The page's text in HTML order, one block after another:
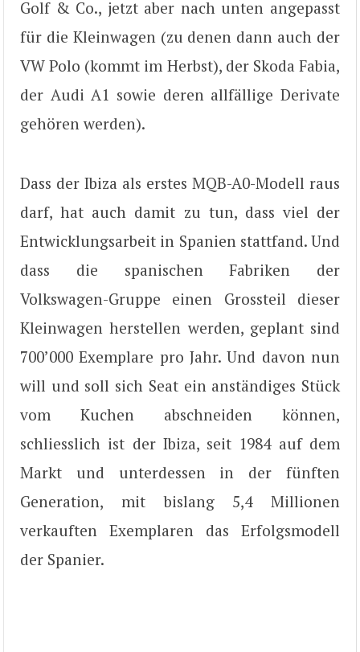
Golf & Co., jetzt aber nach unten angepasst
für die Kleinwagen (zu denen dann auch der
VW Polo (kommt im Herbst), der Skoda Fabia,
der Audi A1 sowie deren allfällige Derivate
gehören werden).
Dass der Ibiza als erstes MQB-A0-Modell raus
darf, hat auch damit zu tun, dass viel der
Entwicklungsarbeit in Spanien stattfand. Und
dass die spanischen Fabriken der
Volkswagen-Gruppe einen Grossteil dieser
Kleinwagen herstellen werden, geplant sind
700’000 Exemplare pro Jahr. Und davon nun
will und soll sich Seat ein anständiges Stück
vom Kuchen abschneiden können,
schliesslich ist der Ibiza, seit 1984 auf dem
Markt und unterdessen in der fünften
Generation, mit bislang 5,4 Millionen
verkauften Exemplaren das Erfolgsmodell
der Spanier.